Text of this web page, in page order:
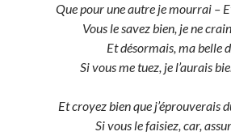
Que pour une autre je mourrai –
Vous le savez bien, je ne
Et désormais, ma belle
Si vous me tuez, je l’aurais
Et croyez bien que j’éprouverais
Si vous le faisiez, car,